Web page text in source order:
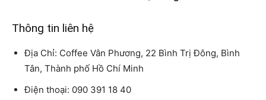
Thông tin liên hệ
Địa Chỉ: Coffee Vân Phương, 22 Bình Trị Đông, Bình
Tân, Thành phố Hồ Chí Minh
Điện thoại: 090 391 18 40